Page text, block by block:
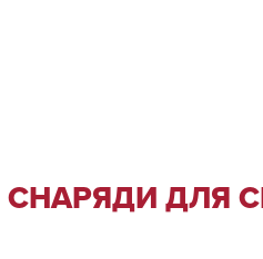
СНАРЯДИ ДЛЯ